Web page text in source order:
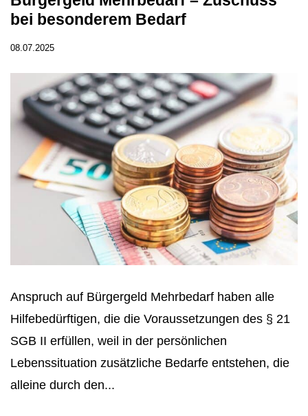
bei besonderem Bedarf
08.07.2025
Anspruch auf Bürgergeld Mehrbedarf haben alle
Hilfebedürftigen, die die Voraussetzungen des § 21
SGB II erfüllen, weil in der persönlichen
Lebenssituation zusätzliche Bedarfe entstehen, die
alleine durch den...